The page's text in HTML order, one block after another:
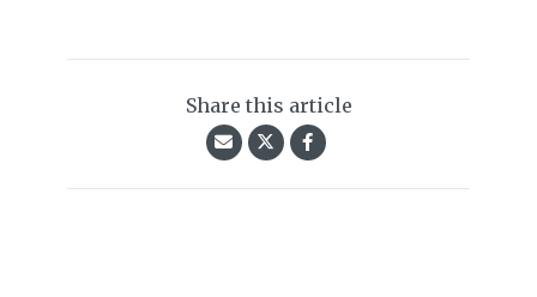
Share this article